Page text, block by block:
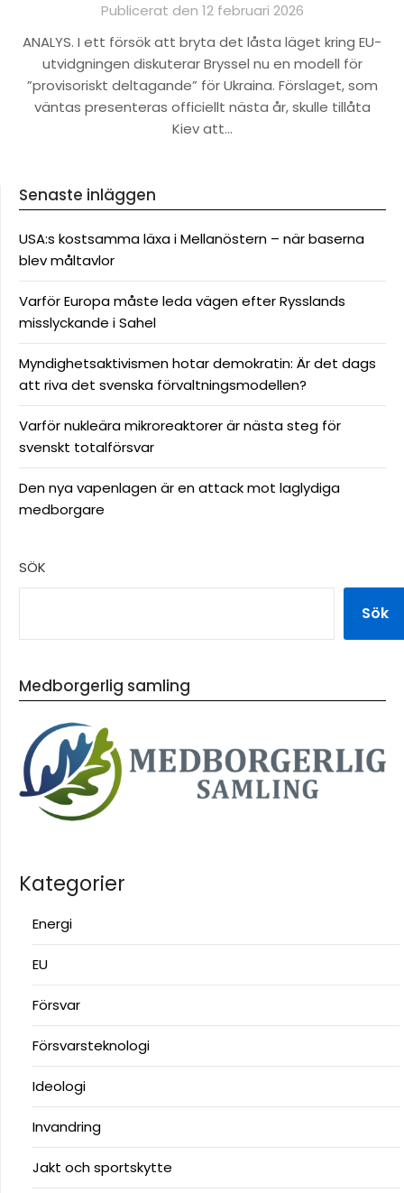
Publicerat den 12 februari 2026
ANALYS. I ett försök att bryta det låsta läget kring EU-
utvidgningen diskuterar Bryssel nu en modell för
”provisoriskt deltagande” för Ukraina. Förslaget, som
väntas presenteras officiellt nästa år, skulle tillåta
Kiev att…
Senaste inläggen
USA:s kostsamma läxa i Mellanöstern – när baserna
blev måltavlor
Varför Europa måste leda vägen efter Rysslands
misslyckande i Sahel
Myndighetsaktivismen hotar demokratin: Är det dags
att riva det svenska förvaltningsmodellen?
Varför nukleära mikroreaktorer är nästa steg för
svenskt totalförsvar
Den nya vapenlagen är en attack mot laglydiga
medborgare
SÖK
Sök
Medborgerlig samling
Kategorier
Energi
EU
Försvar
Försvarsteknologi
Ideologi
Invandring
Jakt och sportskytte